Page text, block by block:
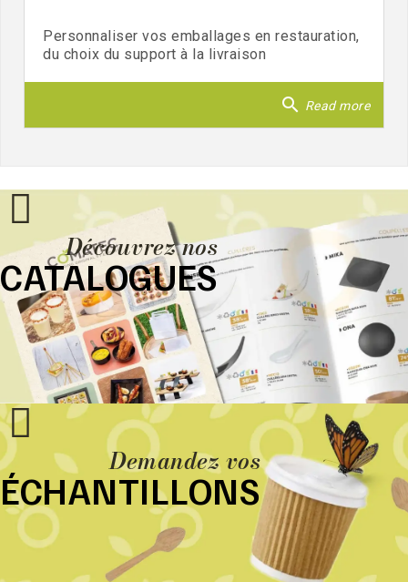
Personnaliser vos emballages en restauration,
du choix du support à la livraison
search Read more
Découvrez nos
CATALOGUES
Demandez vos
ÉCHANTILLONS